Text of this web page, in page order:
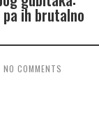
ih brutalno
NO COMMENTS